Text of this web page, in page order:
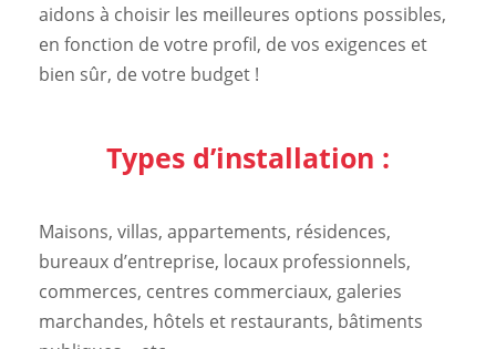
aidons à choisir les meilleures options possibles,
en fonction de votre profil, de vos exigences et
bien sûr, de votre budget !
Types d’installation :
Maisons, villas, appartements, résidences,
bureaux d’entreprise, locaux professionnels,
commerces, centres commerciaux, galeries
marchandes, hôtels et restaurants, bâtiments